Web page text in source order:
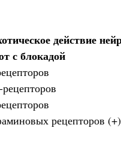
действие
с блокадой
рецепторов (+)